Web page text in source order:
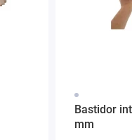
Bastidor
mm